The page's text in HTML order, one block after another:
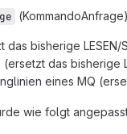
bisherige LESEN/
das bisherige
eines MQ
wie folgt